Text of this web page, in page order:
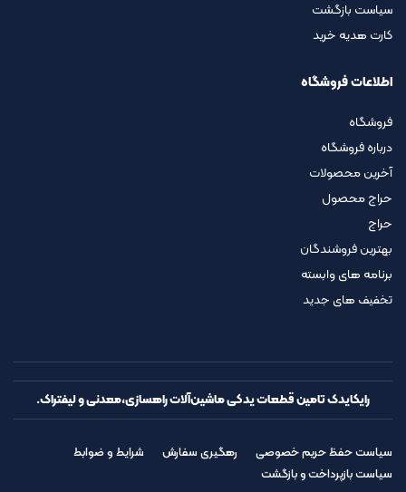
سیاست بازگشت
کارت هدیه خرید
اطلاعات فروشگاه
فروشگاه
درباره فروشگاه
آخرین محصولات
حراج محصول
حراج
بهترین فروشندگان
برنامه های وابسته
تخفیف های جدید
رایکایدک تامین قطعات یدکی ماشین‌آلات راهسازی،معدنی و لیفتراک.
سیاست حفظ حریم خصوصی رهگیری سفارش
شرایط و ضوابط
سیاست بازپرداخت و بازگشت